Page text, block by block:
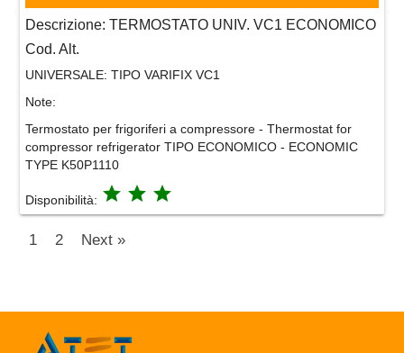
Descrizione: TERMOSTATO UNIV. VC1 ECONOMICO
Cod. Alt.
UNIVERSALE: TIPO VARIFIX VC1
Note:
Termostato per frigoriferi a compressore - Thermostat for
compressor refrigerator TIPO ECONOMICO - ECONOMIC
TYPE K50P1110
Disponibilità: grade grade grade
1 2 Next »